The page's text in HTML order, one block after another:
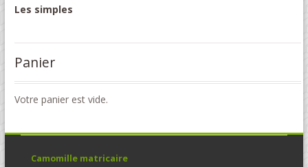
Les simples
Panier
Votre panier est vide.
Camomille matricaire